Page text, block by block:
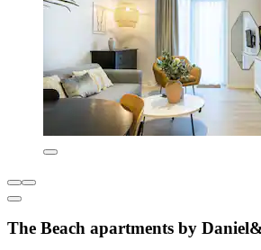
The Beach apartments by